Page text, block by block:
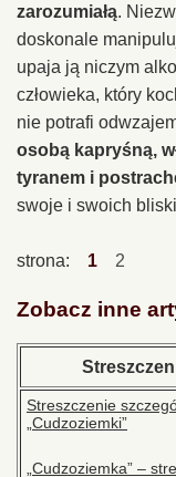
zarozumiałą.
doskonale
upaja ją niczym
człowieka, który
nie potrafi
osobą kapryśną,
tyranem i
swoje i swoich
strona: 1 2
Zobacz inne
Streszczenie
„Cudzoziemki”
„Cudzoziemka” –